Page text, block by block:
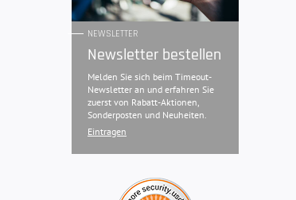
NEWSLETTER
Newsletter bestellen
Melden Sie sich beim Timeout-
Newsletter an und erfahren Sie
zuerst von Rabatt-Aktionen,
Sonderposten und Neuheiten.
Eintragen